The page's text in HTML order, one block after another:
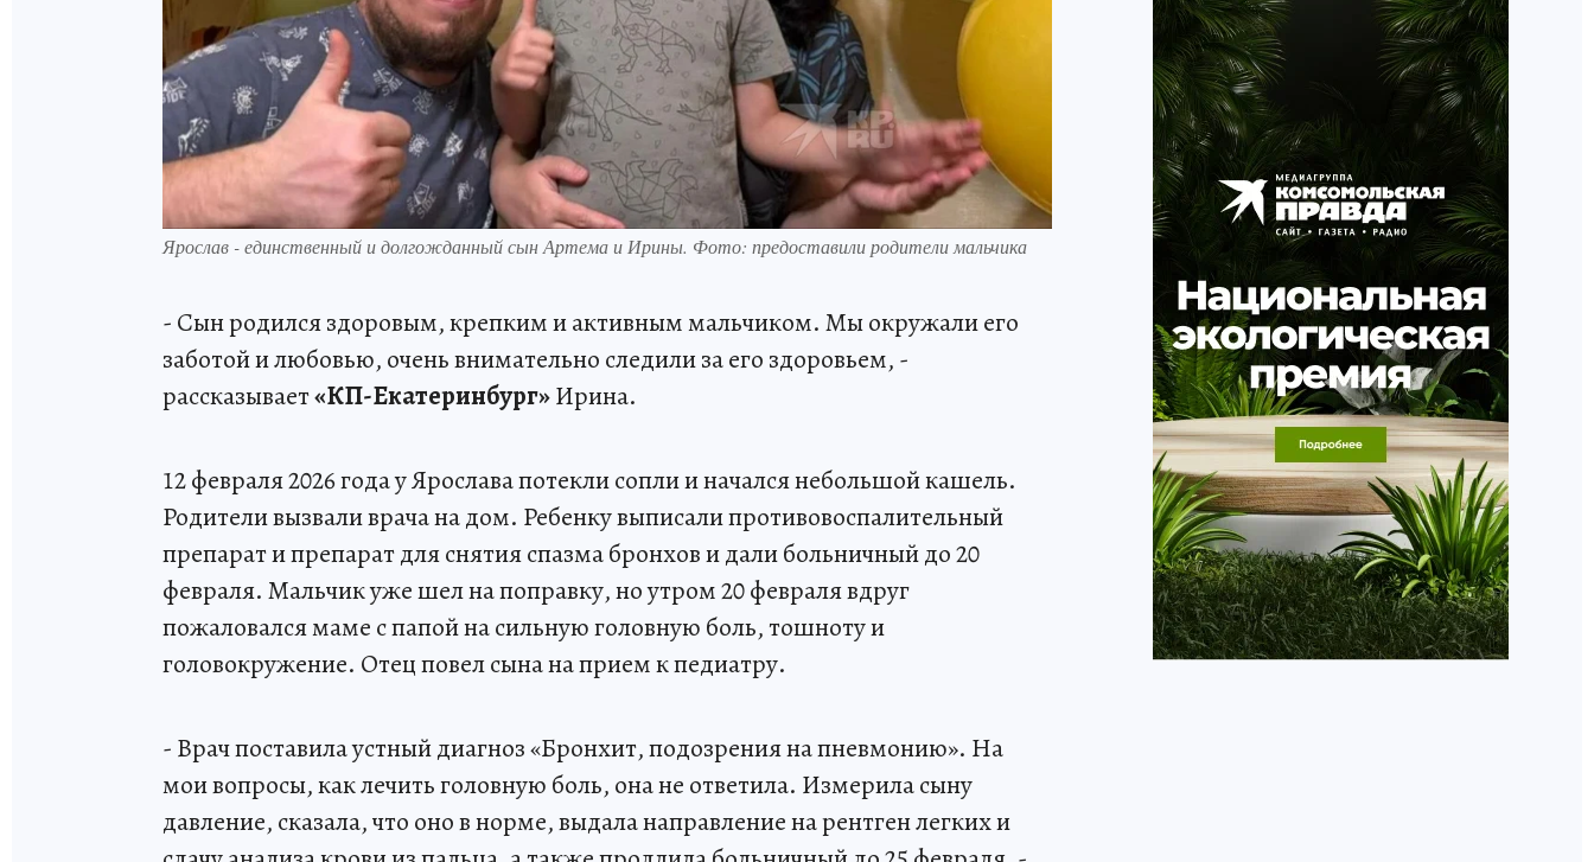
Ярослав - единственный и долгожданный сын Артема и Ирины. Фото: предоставили родители мальчика
- Сын родился здоровым, крепким и активным мальчиком. Мы окружали его
заботой и любовью, очень внимательно следили за его здоровьем, -
рассказывает«КП-Екатеринбург»Ирина.
12 февраля 2026 года у Ярослава потекли сопли и начался небольшой кашель.
Родители вызвали врача на дом. Ребенку выписали противовоспалительный
препарат и препарат для снятия спазма бронхов и дали больничный до 20
февраля. Мальчик уже шел на поправку, но утром 20 февраля вдруг
пожаловался маме с папой на сильную головную боль, тошноту и
головокружение. Отец повел сына на прием к педиатру.
- Врач поставила устный диагноз «Бронхит, подозрения на пневмонию». На
мои вопросы, как лечить головную боль, она не ответила. Измерила сыну
давление, сказала, что оно в норме, выдала направление на рентген легких и